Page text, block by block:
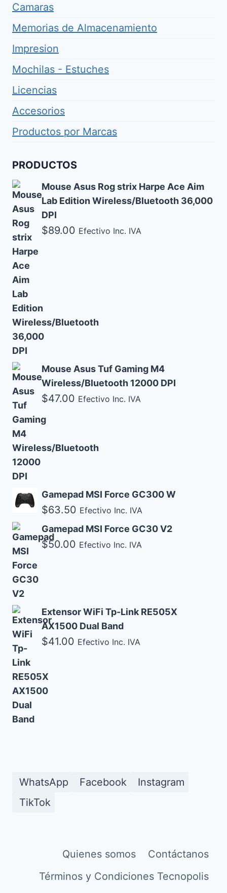
Camaras
Memorias de Almacenamiento
Impresion
Mochilas - Estuches
Licencias
Accesorios
Productos por Marcas
PRODUCTOS
Mouse Asus Rog strix Harpe Ace Aim
Lab Edition Wireless/Bluetooth 36,000
DPI
$89.00 Efectivo Inc. IVA
Mouse Asus Tuf Gaming M4
Wireless/Bluetooth 12000 DPI
$47.00 Efectivo Inc. IVA
Gamepad MSI Force GC300 W
$63.50 Efectivo Inc. IVA
Gamepad MSI Force GC30 V2
$50.00 Efectivo Inc. IVA
Extensor WiFi Tp-Link RE505X
AX1500 Dual Band
$41.00 Efectivo Inc. IVA
WhatsApp Facebook
Instagram
TikTok
Quienes somos
Contáctanos
Términos y Condiciones Tecnopolis